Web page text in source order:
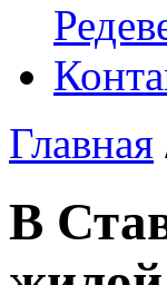
Главная
В